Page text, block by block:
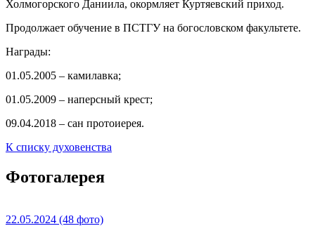
Холмогорского Даниила, окормляет Куртяевский приход.
Продолжает обучение в ПСТГУ на богословском факультете.
Награды:
01.05.2005 – камилавка;
01.05.2009 – наперсный крест;
09.04.2018 – сан протоиерея.
К списку духовенства
Фотогалерея
22.05.2024 (48 фото)